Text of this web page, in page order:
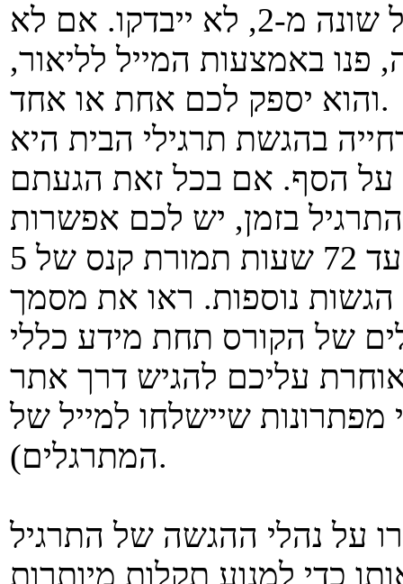
תרגילים שיוגשו בקבוצות בגודל שונה מ-2, לא ייבדקו. אם לא
באמצעות המייל לליאור,
והוא יספק לכם אחת או אחד.
בהגשת תרגילי הבית היא
על הסף. אם בכל זאת הגעתם
בזמן, יש לכם אפשרות
להגיש את התרגיל באיחור של עד 72 שעות תמורת קנס של 5
יתקבלו הגשות נוספות. ראו את מסמך
עליכם להגיש דרך אתר
מפתרונות שיישלחו למייל של
המתרגלים).
על נהלי ההגשה של התרגיל